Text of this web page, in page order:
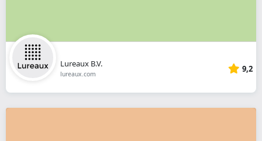
Lureaux B.V.
lureaux.com 9,2